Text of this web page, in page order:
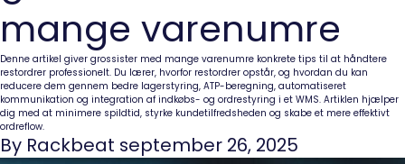
mange varenumre
Denne artikel giver grossister med mange varenumre konkrete tips til at håndtere
restordrer professionelt. Du lærer, hvorfor restordrer opstår, og hvordan du kan
reducere dem gennem bedre lagerstyring, ATP-beregning, automatiseret
kommunikation og integration af indkøbs- og ordrestyring i et WMS. Artiklen hjælper
dig med at minimere spildtid, styrke kundetilfredsheden og skabe et mere effektivt
ordreflow.
By Rackbeat september 26, 2025